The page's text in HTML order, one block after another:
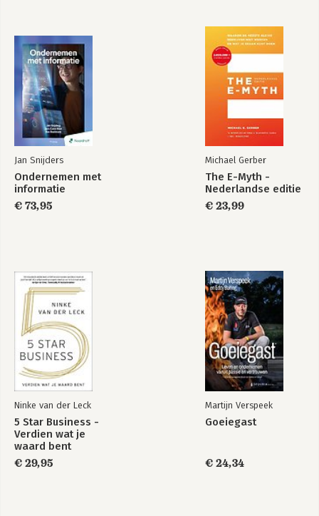
Jan Snijders
Ondernemen met
informatie
€ 73,95
Michael Gerber
The E-Myth -
Nederlandse editie
€ 23,99
Ninke van der Leck
5 Star Business -
Verdien wat je
waard bent
€ 29,95
Martijn Verspeek
Goeiegast
€ 24,34